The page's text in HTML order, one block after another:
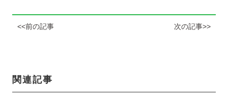
<<前の記事 次の記事>>
関連記事